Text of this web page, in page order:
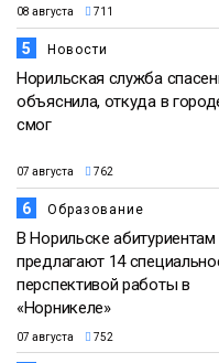
08 августа 711
5 Новости
Норильская служба
объяснила, откуда в
смог
07 августа 762
6 Образование
В Норильске абитуриентам
предлагают 14
перспективой работы в
«Норникеле»
07 августа 752